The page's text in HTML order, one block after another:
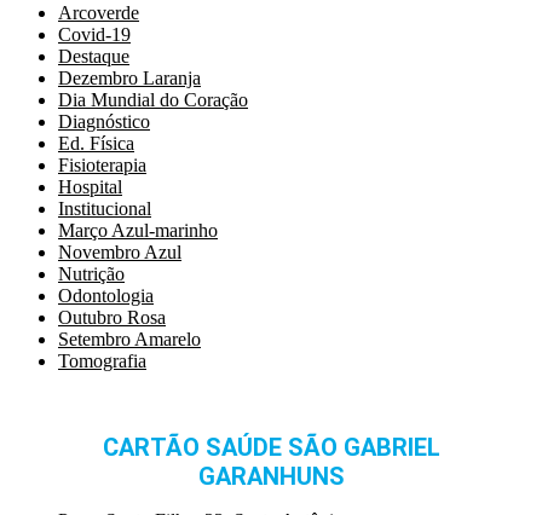
Arcoverde
Covid-19
Destaque
Dezembro Laranja
Dia Mundial do Coração
Diagnóstico
Ed. Física
Fisioterapia
Hospital
Institucional
Março Azul-marinho
Novembro Azul
Nutrição
Odontologia
Outubro Rosa
Setembro Amarelo
Tomografia
CARTÃO SAÚDE SÃO GABRIEL
GARANHUNS